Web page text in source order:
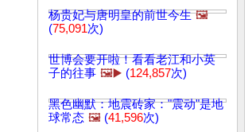
杨贵妃与唐明皇的前世今生 🖼️
(75,091次)
世博会要开啦！看看老江和小英
子的往事 🖼️▶️ (124,857次)
黑色幽默：地震砖家："震动"是地
球常态 🖼️ (41,596次)